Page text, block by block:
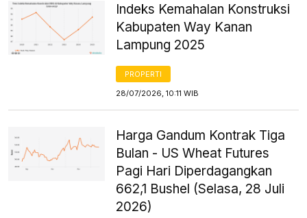
Indeks Kemahalan Konstruksi
Kabupaten Way Kanan
Lampung 2025
PROPERTI
28/07/2026, 10:11 WIB
Harga Gandum Kontrak Tiga
Bulan - US Wheat Futures
Pagi Hari Diperdagangkan
662,1 Bushel (Selasa, 28 Juli
2026)